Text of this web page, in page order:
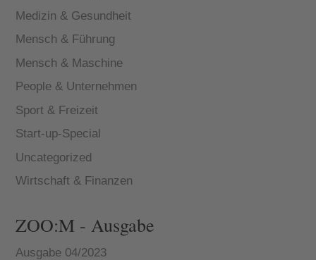
Medizin & Gesundheit
Mensch & Führung
Mensch & Maschine
People & Unternehmen
Sport & Freizeit
Start-up-Special
Uncategorized
Wirtschaft & Finanzen
ZOO:M - Ausgabe
Ausgabe 04/2023